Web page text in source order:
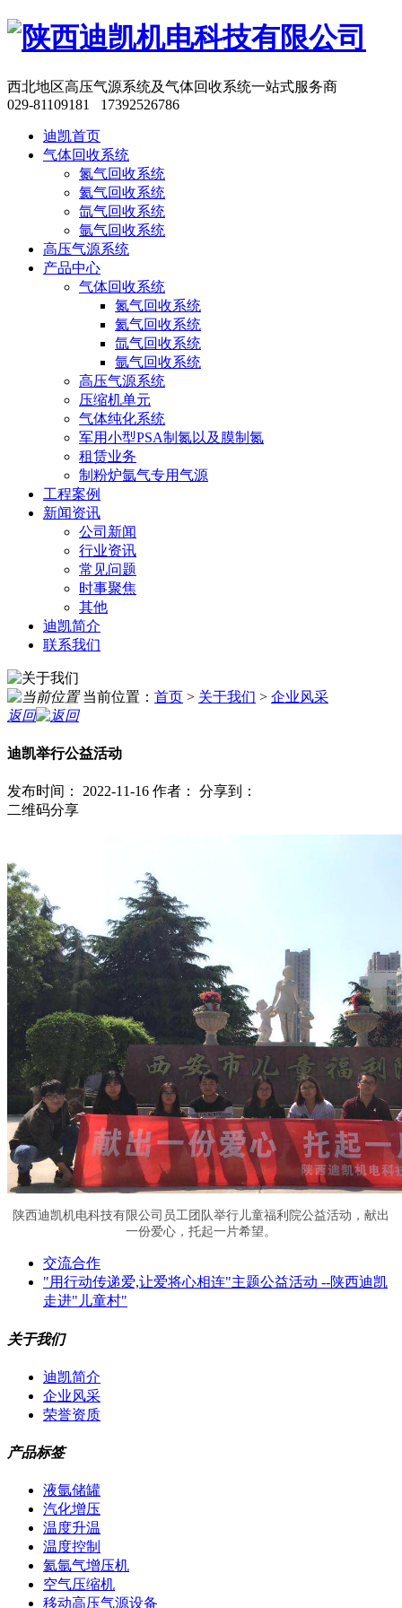
西北地区高压气源系统及气体回收系统一站式服务商
029-81109181 17392526786
迪凯首页
气体回收系统
氮气回收系统
氦气回收系统
氙气回收系统
氩气回收系统
高压气源系统
产品中心
气体回收系统
氮气回收系统
氦气回收系统
氙气回收系统
氩气回收系统
高压气源系统
压缩机单元
气体纯化系统
军用小型PSA制氮以及膜制氮
租赁业务
制粉炉氩气专用气源
工程案例
新闻资讯
公司新闻
行业资讯
常见问题
时事聚焦
其他
迪凯简介
联系我们
当前位置： 首页 > 关于我们 > 企业风采
返回
迪凯举行公益活动
发布时间： 2022-11-16 作者：
分享到：
二维码分享
陕西迪凯机电科技有限公司员工团队举行儿童福利院公益活动，献出
一份爱心，托起一片希望。
交流合作
"用行动传递爱,让爱将心相连"主题公益活动 --陕西迪凯
走进"儿童村"
关于我们
迪凯简介
企业风采
荣誉资质
产品标签
液氩储罐
汽化增压
温度升温
温度控制
氦氩气增压机
空气压缩机
移动高压气源设备